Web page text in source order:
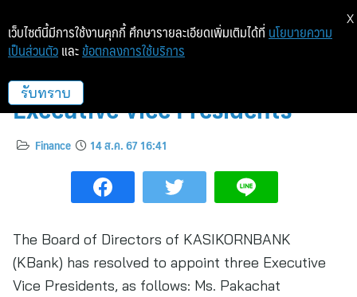
KBank appoints three
Executive Vice Presidents
Finance 14 ส.ค. 67 16:41
The Board of Directors of KASIKORNBANK
(KBank) has resolved to appoint three Executive
Vice Presidents, as follows: Ms. Pakachat
เว็บไซต์นี้มีการใช้งานคุกกี้ ศึกษารายละเอียดเพิ่มเติมได้ที่ นโยบายความ
เป็นส่วนตัว และ ข้อตกลงการใช้บริการ
รับทราบ
X